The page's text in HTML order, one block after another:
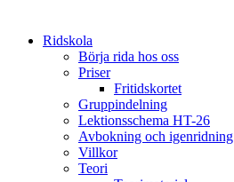
Ridskola
Börja rida hos oss
Priser
Fritidskortet
Gruppindelning
Lektionsschema HT-26
Avbokning och igenridning
Villkor
Teori